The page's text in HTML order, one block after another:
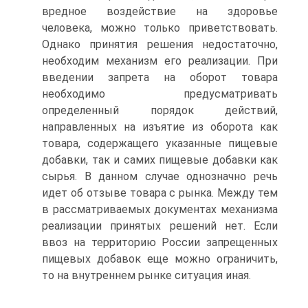
вредное воздействие на здоровье
человека, можно только приветствовать.
Однако принятия решения недостаточно,
необходим механизм его реализации. При
введении запрета на оборот товара
необходимо предусматривать
определенный порядок действий,
направленных на изъятие из оборота как
товара, содержащего указанные пищевые
добавки, так и самих пищевые добавки как
сырья. В данном случае однозначно речь
идет об отзыве товара с рынка. Между тем
в рассматриваемых документах механизма
реализации принятых решений нет. Если
ввоз на территорию России запрещенных
пищевых добавок еще можно ограничить,
то на внутреннем рынке ситуация иная.